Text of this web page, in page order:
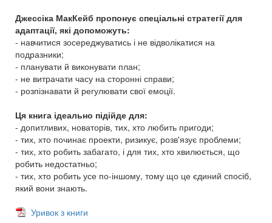
Джессіка МакКейб пропонує спеціальні стратегії для
адаптації, які допоможуть:
- навчитися зосереджуватись і не відволікатися на
подразники;
- планувати й виконувати план;
- не витрачати часу на сторонні справи;
- розпізнавати й регулювати свої емоції.
Ця книга ідеально підійде для:
- допитливих, новаторів, тих, хто любить пригоди;
- тих, хто починає проекти, ризикує, розв'язує проблеми;
- тих, хто робить забагато, і для тих, хто хвилюється, що
робить недостатньо;
- тих, хто робить усе по-іншому, тому що це єдиний спосіб,
який вони знають.
Уривок з книги